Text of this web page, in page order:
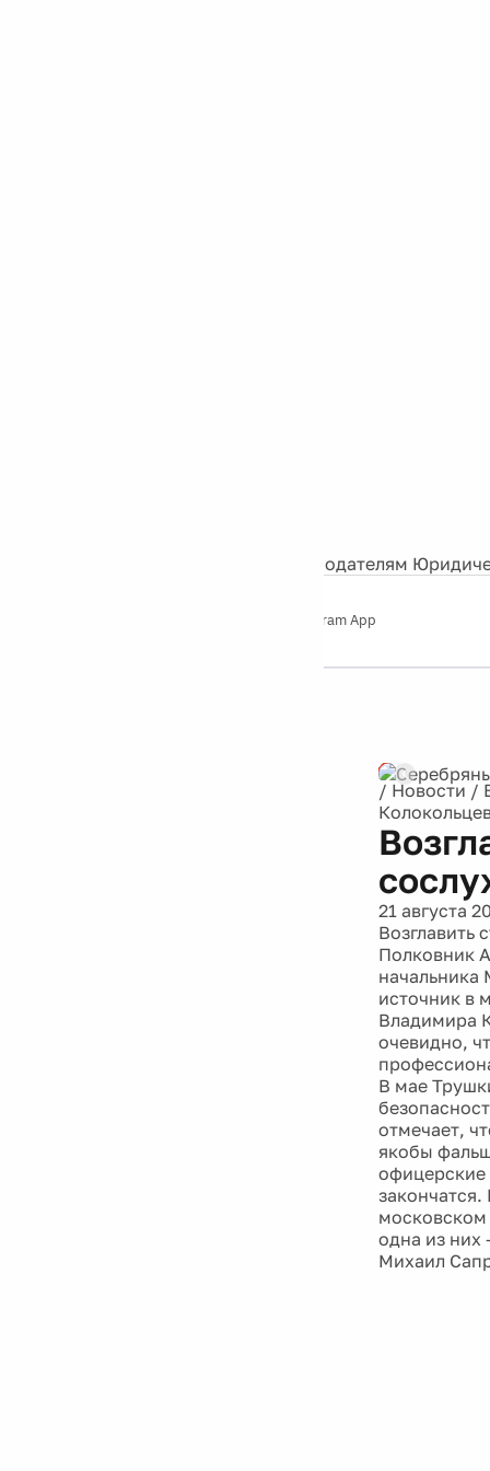
Рекламодателям
Telegram App
/ Новости /
21 августа
Полковник
начальника
источник в
Владимира
очевидно,
В мае
отмечает,
якобы
офицерские
московском
одна из них
Михаил